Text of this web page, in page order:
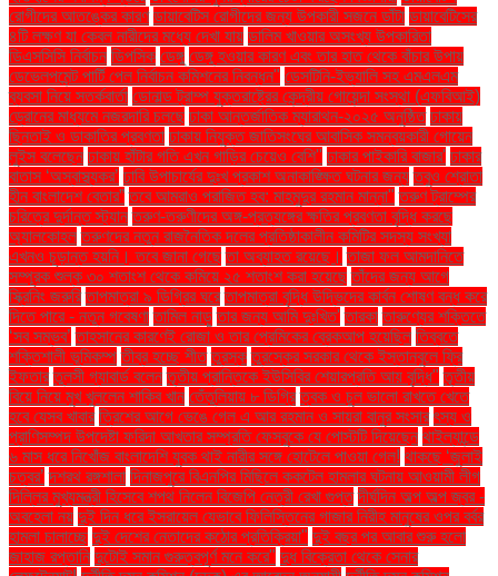
রোগীদের আতঙ্কের কারণ ডায়াবেটিস রোগীদের জন্য উপকারী সজনে ডাঁটা ডায়াবেটিসের
৪টি লক্ষণ যা কেবল নারীদের মধ্যে দেখা যায় ডালিম খাওয়ার অসংখ্য উপকারিতা
ডিএসসিসি নির্বাচন ডিপসিক ডেঙ্গু ডেঙ্গু হওয়ার কারণ এবং তার হাত থেকে বাঁচার উপায়
ডেভেলপমেন্ট পার্টি পেল নির্বাচন কমিশনের নিবন্ধন" ডেসটিনি-ইভ্যালি সহ এমএলএম
ব্যবসা নিয়ে সতর্কবার্তা ডোনাল্ড ট্রাম্প যুক্তরাষ্ট্রের কেন্দ্রীয় গোয়েন্দা সংস্থা (এফবিআই)
ড্রোনের মাধ্যমে নজরদারি চলছে ঢাকা আন্তর্জাতিক ম্যারাথন-২০২৫ অনুষ্ঠিত ঢাকায়
ছিনতাই ও ডাকাতির প্রবণতা ঢাকায় নিযুক্ত জাতিসংঘের আবাসিক সমন্বয়কারী গোয়েন
লুইস বলেছেন ঢাকায় হাঁটার গতি এখন গাড়ির চেয়েও বেশি'' ঢাকার পাইকারি বাজার' ঢাকার
বাতাস ‘অস্বাস্থ্যকর’ ঢাবি উপাচার্যের দুঃখ প্রকাশ অনাকাঙ্ক্ষিত ঘটনার জন্য তবুও শ্রোতা
হীন বাংলাদেশ বেতার” তবে আমরাও পরাজিত হব: মাহমুদুর রহমান মান্না" তরুণ ট্রাম্পের
চরিত্রে দুর্দান্ত স্ট্যান তরুণ-তরুণীদের অঙ্গ-প্রত্যঙ্গের ক্ষতির প্রবণতা বৃদ্ধি করছে
অ্যালকোহল তরুণদের নতুন রাজনৈতিক দলের প্রতিষ্ঠাকালীন কমিটির সদস্য সংখ্যা
এখনও চূড়ান্ত হয়নি। তবে জানা গেছে তা অব্যাহত রয়েছে। তাজা ফল আমদানিতে
সম্পূরক শুল্ক ৩০ শতাংশ থেকে কমিয়ে ২৫ শতাংশ করা হয়েছে তাঁদের জন্য আগে
স্ক্রিনিং জরুরি তাপমাত্রা ৯ ডিগ্রির ঘরে তাপমাত্রা বৃদ্ধি উদ্ভিদের কার্বন শোষণ বন্ধ করে
দিতে পারে - নতুন গবেষণা তামিল নাড়ু তার জন্য আমি দুঃখিত' তারকা তারুণ্যের শক্তিতে
‘সব সম্ভব’ তাহসানের কারণেই রোজা ও তার প্রেমিকের ব্রেকআপ হয়েছিল তিব্বতে
শক্তিশালী ভূমিকম্প তীব্র হচ্ছে শীত তুরস্ক তুরস্কের সরকার থেকে ইস্তানবুলে ফ্রি
ইফতার তুলসী গ্যাবার্ড বলেন তৃতীয় প্রান্তিকে ইউসিবির শেয়ারপ্রতি আয় বৃদ্ধি" তৃতীয়
বিয়ে নিয়ে মুখ খুললেন শাকিব খান তেঁতুলিয়ায় ৮ ডিগ্রি ত্বক ও চুল ভালো রাখতে খেতে
হবে যেসব খাবার ত্রিশের আগে ভেঙে গেল এ আর রহমান ও সায়রা বানুর সংসার ৎস্য ও
প্রাণিসম্পদ উপদেষ্টা ফরিদা আখতার সম্প্রতি ফেসবুকে যে পোস্টটি দিয়েছেন থাইল্যান্ডে
৬ মাস ধরে নিখোঁজ বাংলাদেশি যুবক থাই নারীর সঙ্গে হোটেলে পাওয়া গেল! থাকছে ‘জুলাই
চত্বর’ দশরথ রঙ্গশালা দিনাজপুরে বিএনপির মিছিলে ককটেল হামলার ঘটনায় আওয়ামী লীগ
দিল্লির মুখ্যমন্ত্রী হিসেবে শপথ নিলেন বিজেপি নেত্রী রেখা গুপ্ত দীর্ঘদিন অল্প অল্প জ্বর -
অবহেলা নয় দুই দিন ধরে ইসরায়েল যেভাবে ফিলিস্তিনের গাজার নিরীহ মানুষের ওপর বর্বর
হামলা চালাচ্ছে দুই দেশের নেতাদের কঠোর প্রতিক্রিয়া" দুই বছর পর আবার শুরু হলো
জাহাজ রপ্তানি দুটোই সমান গুরুত্বপূর্ণ মনে করে" দুধ বিক্রেতা থেকে সেনার